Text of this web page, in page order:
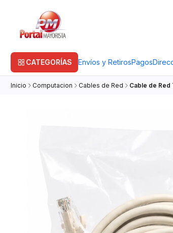
CATEGORÍAS Envíos y RetirosPagos
Inicio Computacion Cables de Red Cable de Red